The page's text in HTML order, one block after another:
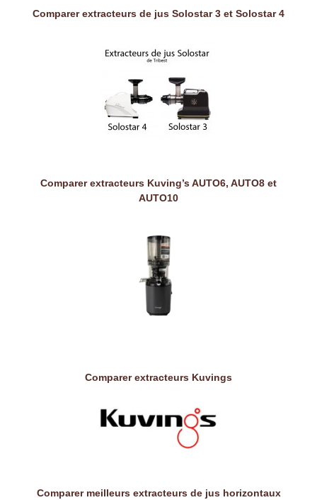
Comparer extracteurs de jus Solostar 3 et Solostar 4
Comparer extracteurs Kuving’s AUTO6, AUTO8 et
AUTO10
Comparer extracteurs Kuvings
Comparer meilleurs extracteurs de jus horizontaux